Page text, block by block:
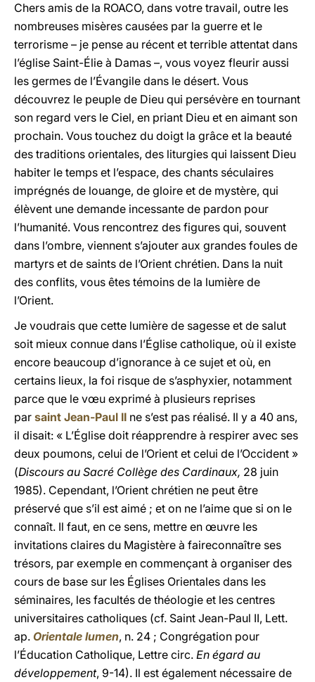
Chers amis de la ROACO, dans votre travail, outre les
nombreuses misères causées par la guerre et le
terrorisme – je pense au récent et terrible attentat dans
l’église Saint-Élie à Damas –, vous voyez fleurir aussi
les germes de l’Évangile dans le désert. Vous
découvrez le peuple de Dieu qui persévère en tournant
son regard vers le Ciel, en priant Dieu et en aimant son
prochain. Vous touchez du doigt la grâce et la beauté
des traditions orientales, des liturgies qui laissent Dieu
habiter le temps et l’espace, des chants séculaires
imprégnés de louange, de gloire et de mystère, qui
élèvent une demande incessante de pardon pour
l’humanité. Vous rencontrez des figures qui, souvent
dans l’ombre, viennent s’ajouter aux grandes foules de
martyrs et de saints de l’Orient chrétien. Dans la nuit
des conflits, vous êtes témoins de la lumière de
l’Orient.
Je voudrais que cette lumière de sagesse et de salut
soit mieux connue dans l’Église catholique, où il existe
encore beaucoup d’ignorance à ce sujet et où, en
certains lieux, la foi risque de s’asphyxier, notamment
parce que le vœu exprimé à plusieurs reprises
par saint Jean-Paul II ne s’est pas réalisé. Il y a 40 ans,
il disait: « L’Église doit réapprendre à respirer avec ses
deux poumons, celui de l’Orient et celui de l’Occident »
(Discours au Sacré Collège des Cardinaux, 28 juin
1985). Cependant, l’Orient chrétien ne peut être
préservé que s’il est aimé ; et on ne l’aime que si on le
connaît. Il faut, en ce sens, mettre en œuvre les
invitations claires du Magistère à faireconnaître ses
trésors, par exemple en commençant à organiser des
cours de base sur les Églises Orientales dans les
séminaires, les facultés de théologie et les centres
universitaires catholiques (cf. Saint Jean-Paul II, Lett.
ap. Orientale lumen, n. 24 ; Congrégation pour
l’Éducation Catholique, Lettre circ. En égard au
développement, 9-14). Il est également nécessaire de